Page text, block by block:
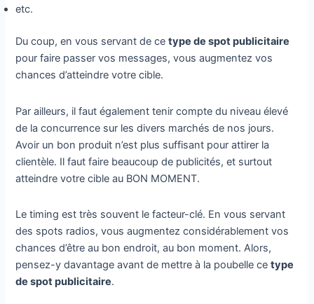
etc.
Du coup, en vous servant de cetype de spot publicitaire
pour faire passer vos messages, vous augmentez vos
chances d’atteindre votre cible.
Par ailleurs, il faut également tenir compte du niveau élevé
de la concurrence sur les divers marchés de nos jours.
Avoir un bon produit n’est plus suffisant pour attirer la
clientèle. Il faut faire beaucoup de publicités, et surtout
atteindre votre cible au BON MOMENT.
Le timing est très souvent le facteur-clé. En vous servant
des spots radios, vous augmentez considérablement vos
chances d’être au bon endroit, au bon moment. Alors,
pensez-y davantage avant de mettre à la poubelle cetype
de spot publicitaire.